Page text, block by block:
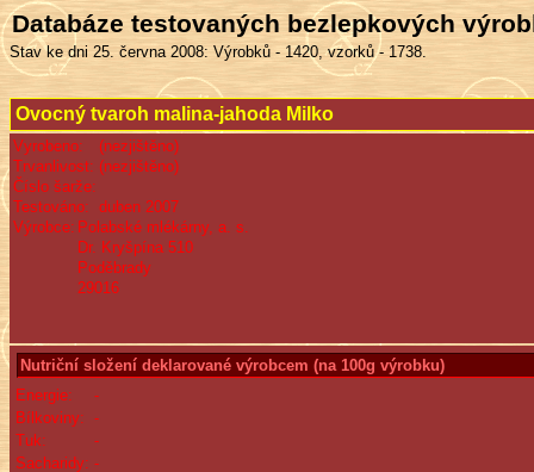
Databáze testovaných bezlepkových
Stav ke dni 25. června 2008: Výrobků - 1420, vzorků - 1738.
Ovocný tvaroh malina-jahoda Milko
Vyrobeno:
(nezjištěno)
Trvanlivost: (nezjištěno)
Číslo šarže:
Testováno: duben 2007
Výrobce: Polabské mlékárny, a. s.
Dr. Kryšpína 510
Poděbrady
29016
Nutriční složení deklarované výrobcem (na 100g výrobku)
Energie:
-
Bílkoviny: -
Tuk:
-
Sacharidy: -